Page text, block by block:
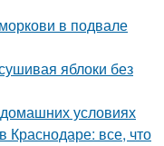
в подвале
яблоки без
условиях
Краснодаре: все, что